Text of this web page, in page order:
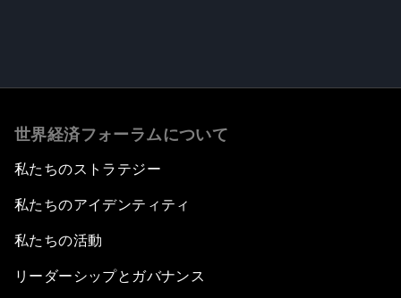
世界経済フォーラムについて
私たちのストラテジー
私たちのアイデンティティ
私たちの活動
リーダーシップとガバナンス